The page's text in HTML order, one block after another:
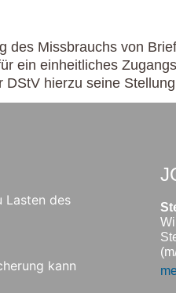
des Missbrauchs von
ein einheitliches
hierzu seine
Lasten des
kann